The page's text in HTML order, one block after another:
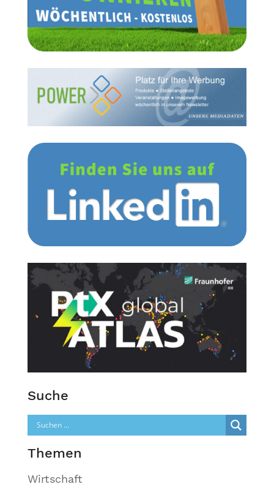
Suche
Themen
Wirtschaft